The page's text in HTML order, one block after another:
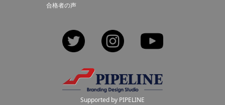
合格者の声
Twitter Instagram
Supported by PIPELINE